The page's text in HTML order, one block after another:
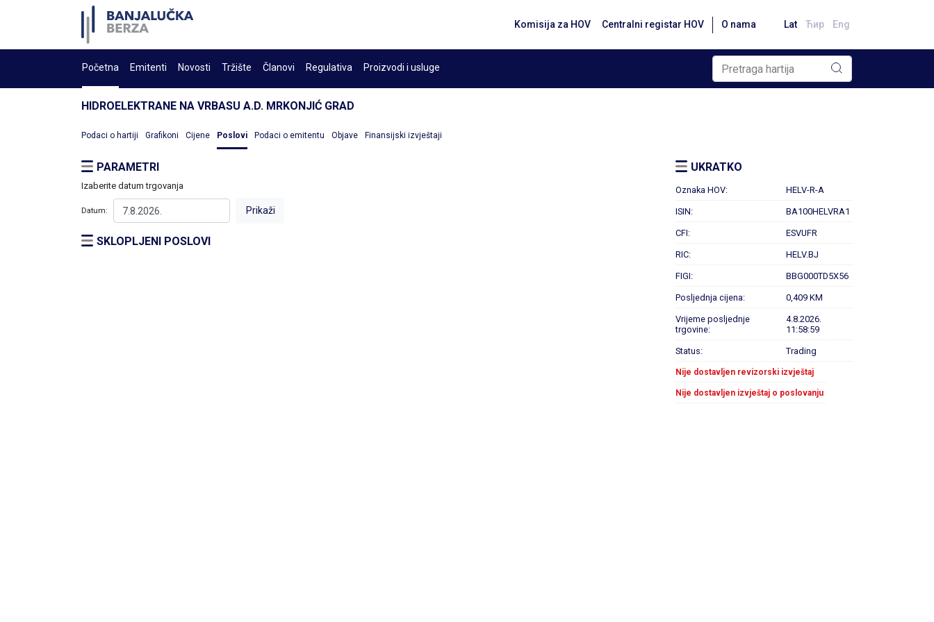
Komisija za HOV Centralni registar HOV O nama Lat Ћир Eng
Početna Emitenti Novosti Tržište Članovi Regulativa Proizvodi i usluge
HIDROELEKTRANE NA VRBASU A.D. MRKONJIĆ GRAD
Podaci o hartiji Grafikoni Cijene Poslovi Podaci o emitentu Objave Finansijski izvještaji
PARAMETRI
Izaberite datum trgovanja
Datum:
SKLOPLJENI POSLOVI
UKRATKO
Oznaka HOV: HELV-R-A
ISIN: BA100HELVRA1
CFI: ESVUFR
RIC: HELV.BJ
FIGI: BBG000TD5X56
Posljednja cijena: 0,409 KM
Vrijeme posljednje
trgovine:
4.8.2026.
11:58:59
Status: Trading
Nije dostavljen revizorski izvještaj
Nije dostavljen izvještaj o poslovanju